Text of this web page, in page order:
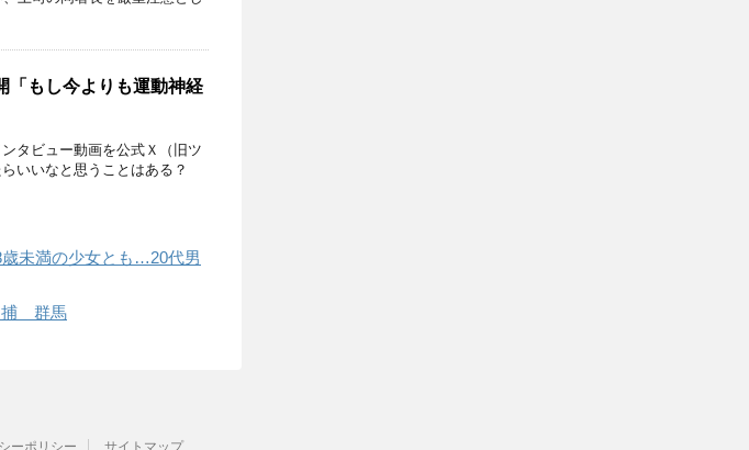
「もし今よりも運動神経
タビュー動画を公式Ｘ（旧ツ
いいなと思うことはある？
未満の少女とも…20代男
捕 群馬
ーポリシー サイトマップ